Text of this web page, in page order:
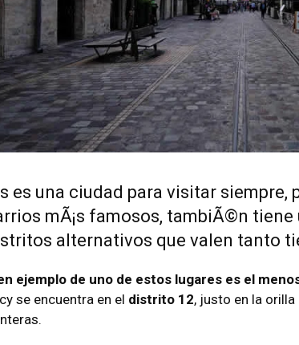
es una ciudad para visitar siempre,
mÃ¡s famosos, tambiÃ©n tiene
alternativos que valen tanto
ejemplo de uno de estos lugares es el
se encuentra en el distrito 12, justo en la orilla